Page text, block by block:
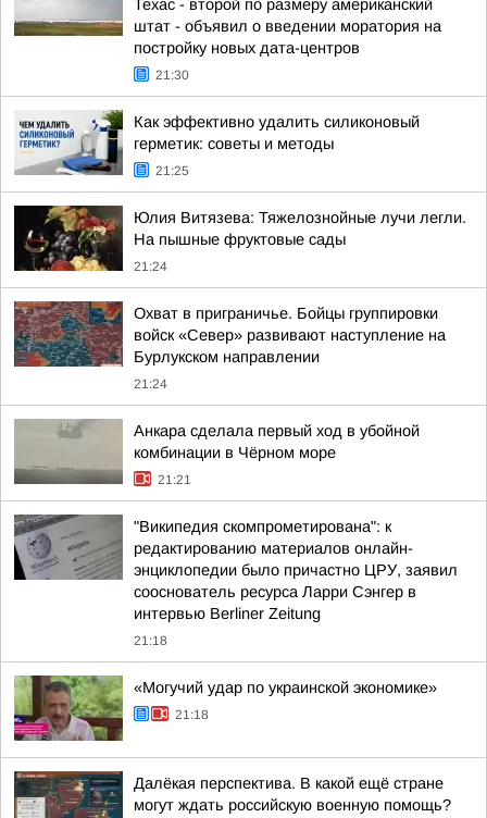
Техас - второй по размеру американский
штат - объявил о введении моратория на
постройку новых дата-центров
21:30
Как эффективно удалить силиконовый
герметик: советы и методы
21:25
Юлия Витязева: Тяжелознойные лучи легли.
На пышные фруктовые сады
21:24
Охват в приграничье. Бойцы группировки
войск «Север» развивают наступление на
Бурлукском направлении
21:24
Анкара сделала первый ход в убойной
комбинации в Чёрном море
21:21
"Википедия скомпрометирована": к
редактированию материалов онлайн-
энциклопедии было причастно ЦРУ, заявил
сооснователь ресурса Ларри Сэнгер в
интервью Berliner Zeitung
21:18
«Могучий удар по украинской экономике»
21:18
Далёкая перспектива. В какой ещё стране
могут ждать российскую военную помощь?